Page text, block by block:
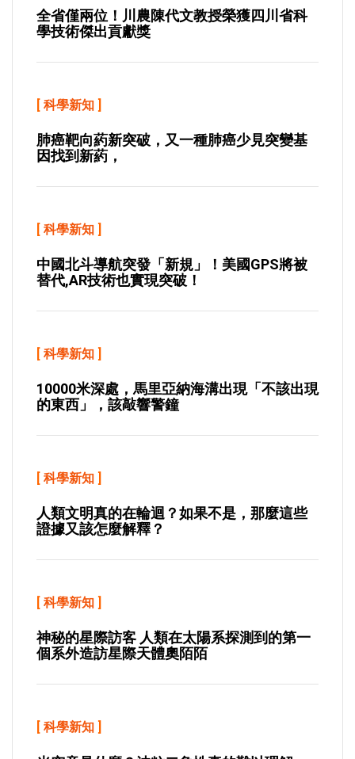
全省僅兩位！川農陳代文教授榮獲四川省科
學技術傑出貢獻獎
[ 科學新知 ]
肺癌靶向葯新突破，又一種肺癌少見突變基
因找到新葯，
[ 科學新知 ]
中國北斗導航突發「新規」！美國GPS將被
替代,AR技術也實現突破！
[ 科學新知 ]
10000米深處，馬里亞納海溝出現「不該出現
的東西」，該敲響警鐘
[ 科學新知 ]
人類文明真的在輪迴？如果不是，那麼這些
證據又該怎麼解釋？
[ 科學新知 ]
神秘的星際訪客 人類在太陽系探測到的第一
個系外造訪星際天體奧陌陌
[ 科學新知 ]